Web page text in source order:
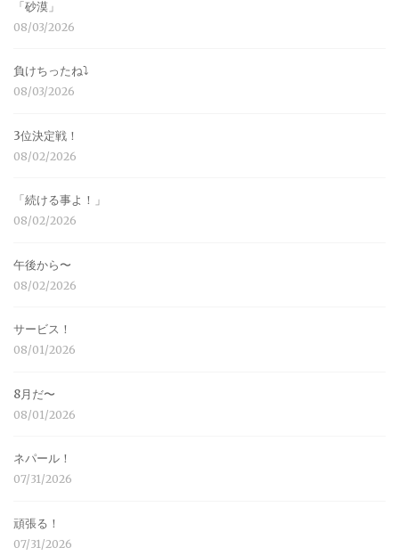
「砂漠」
08/03/2026
負けちったね⤵︎
08/03/2026
3位決定戦！
08/02/2026
「続ける事よ！」
08/02/2026
午後から〜
08/02/2026
サービス！
08/01/2026
8月だ〜
08/01/2026
ネパール！
07/31/2026
頑張る！
07/31/2026